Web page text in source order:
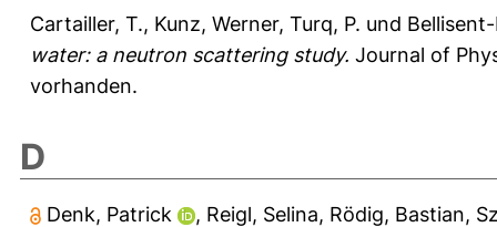
Cartailler, T., Kunz, Werner, Turq, P. und
water: a neutron scattering study. Journal of
vorhanden.
D
Denk, Patrick , Reigl, Selina, Rödig, Bastian,